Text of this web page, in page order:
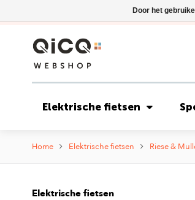
Elektrische fietsen
Home Elektrische fietsen Riese &
Elektrische fietsen
Door het